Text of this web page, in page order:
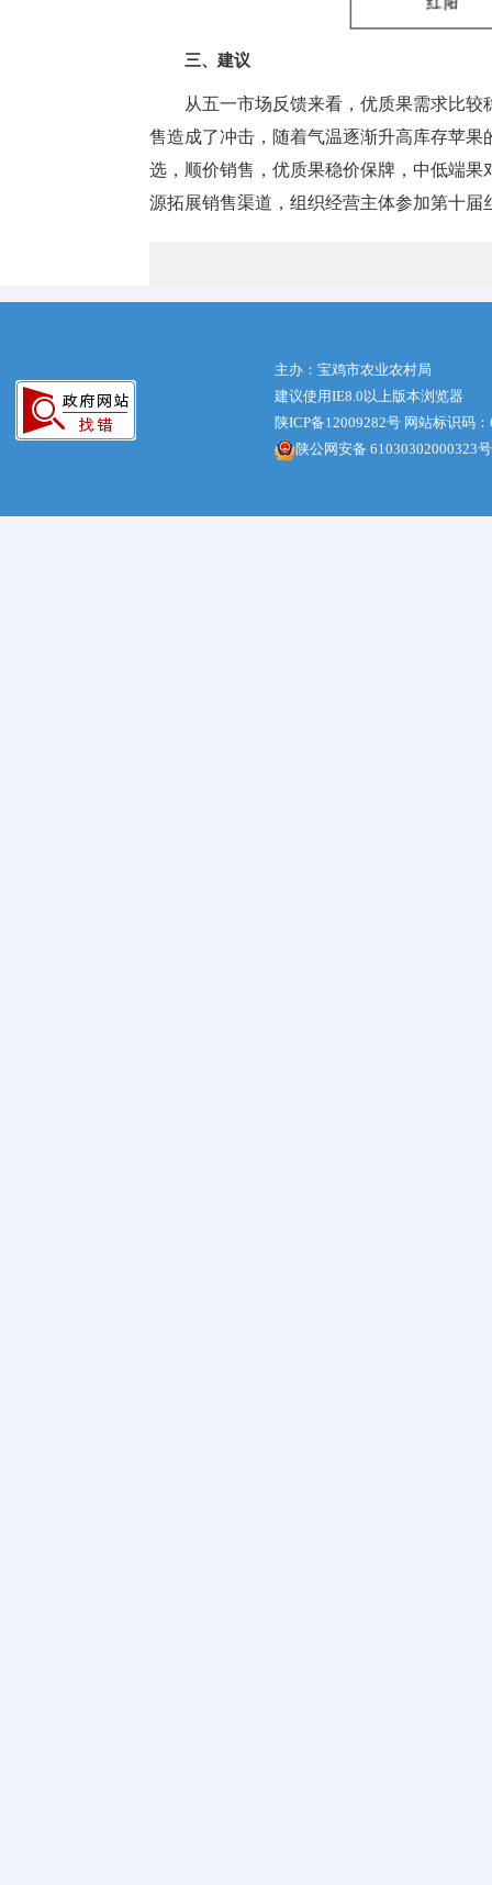
三、建议
从五一市场反馈来看，优质果需求比
售造成了冲击，随着气温逐渐升高库存苹
选，顺价销售，优质果稳价保牌，中低端
源拓展销售渠道，组织经营主体参加第十
主办：宝鸡市农业农村局
建议使用IE8.0以上版本浏览器
陕ICP备12009282号 网站标识码
陕公网安备 61030302000323号